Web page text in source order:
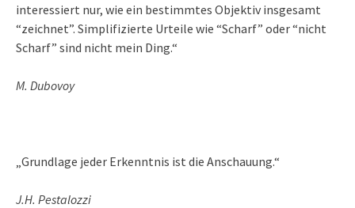
interessiert nur, wie ein bestimmtes Objektiv insgesamt
“zeichnet”. Simplifizierte Urteile wie “Scharf” oder “nicht
Scharf” sind nicht mein Ding.“
M. Dubovoy
„Grundlage jeder Erkenntnis ist die Anschauung.“
J.H. Pestalozzi